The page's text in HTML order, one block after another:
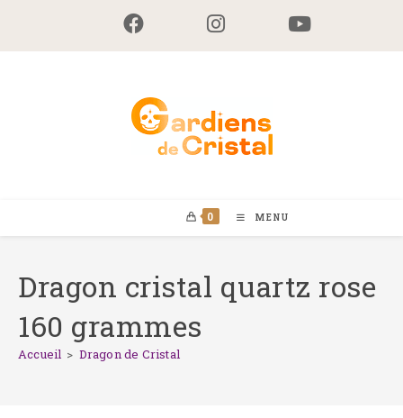
content
0 MENU
Dragon cristal quartz rose
160 grammes
Accueil > Dragon de Cristal